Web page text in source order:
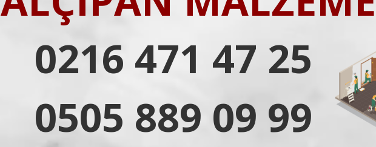
0216 471 47 25
0505 889 09 99